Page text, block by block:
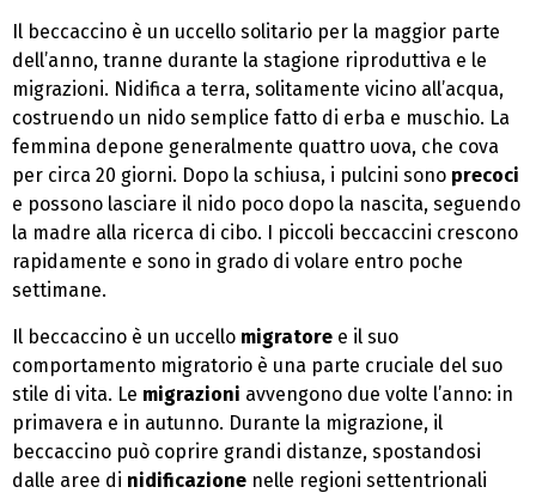
Il beccaccino è un uccello solitario per la maggior parte
dell’anno, tranne durante la stagione riproduttiva e le
migrazioni. Nidifica a terra, solitamente vicino all’acqua,
costruendo un nido semplice fatto di erba e muschio. La
femmina depone generalmente quattro uova, che cova
per circa 20 giorni. Dopo la schiusa, i pulcini sono precoci
e possono lasciare il nido poco dopo la nascita, seguendo
la madre alla ricerca di cibo. I piccoli beccaccini crescono
rapidamente e sono in grado di volare entro poche
settimane.
Il beccaccino è un uccello migratore e il suo
comportamento migratorio è una parte cruciale del suo
stile di vita. Le migrazioni avvengono due volte l’anno: in
primavera e in autunno. Durante la migrazione, il
beccaccino può coprire grandi distanze, spostandosi
dalle aree di nidificazione nelle regioni settentrionali